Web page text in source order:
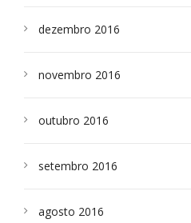
dezembro 2016
novembro 2016
outubro 2016
setembro 2016
agosto 2016